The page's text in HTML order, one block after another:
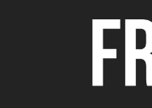
іни, готелі, логістика